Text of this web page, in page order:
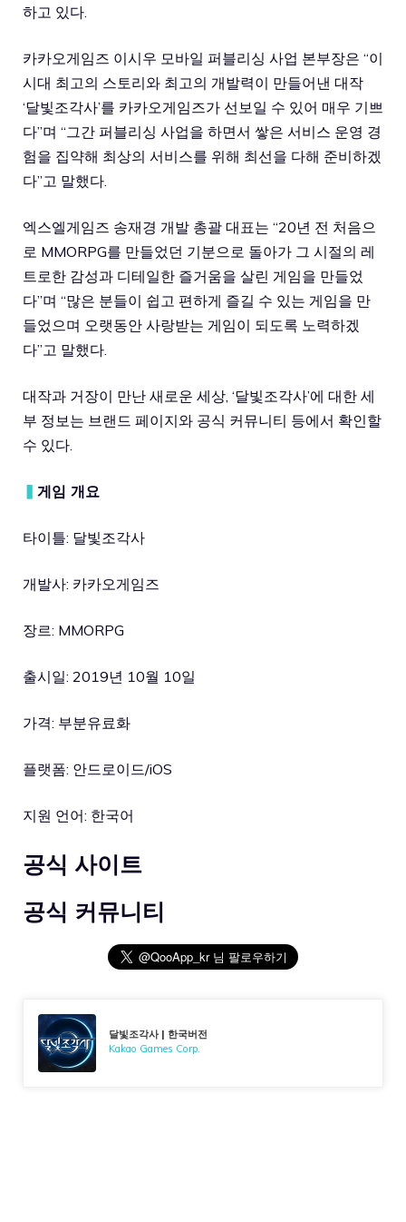
하고 있다.
카카오게임즈 이시우 모바일 퍼블리싱 사업 본부장은 “이
시대 최고의 스토리와 최고의 개발력이 만들어낸 대작
‘달빛조각사’를 카카오게임즈가 선보일 수 있어 매우 기쁘
다”며 “그간 퍼블리싱 사업을 하면서 쌓은 서비스 운영 경
험을 집약해 최상의 서비스를 위해 최선을 다해 준비하겠
다”고 말했다.
엑스엘게임즈 송재경 개발 총괄 대표는 “20년 전 처음으
로 MMORPG를 만들었던 기분으로 돌아가 그 시절의 레
트로한 감성과 디테일한 즐거움을 살린 게임을 만들었
다”며 “많은 분들이 쉽고 편하게 즐길 수 있는 게임을 만
들었으며 오랫동안 사랑받는 게임이 되도록 노력하겠
다”고 말했다.
대작과 거장이 만난 새로운 세상, ‘달빛조각사’에 대한 세
부 정보는 브랜드 페이지와 공식 커뮤니티 등에서 확인할
수 있다.
▍ 게임 개요
타이틀: 달빛조각사
개발사: 카카오게임즈
장르: MMORPG
출시일: 2019년 10월 10일
가격: 부분유료화
플랫폼: 안드로이드/iOS
지원 언어: 한국어
공식 사이트
공식 커뮤니티
달빛조각사 | 한국버전
Kakao Games Corp.